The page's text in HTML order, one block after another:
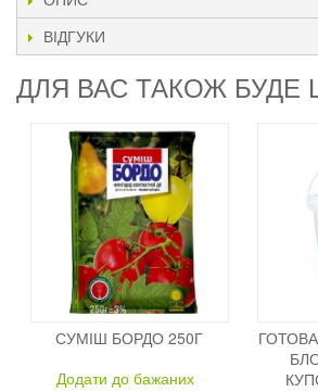
ВІДГУКИ
ДЛЯ ВАС ТАКОЖ БУДЕ
СУМІШ БОРДО 250Г
Додати до бажаних